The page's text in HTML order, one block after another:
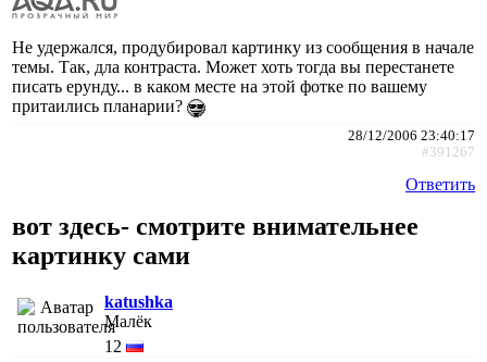
Не удержался, продубировал картинку из сообщения в начале
темы. Так, дла контраста. Может хоть тогда вы перестанете
писать ерунду... в каком месте на этой фотке по вашему
притаились планарии?
28/12/2006 23:40:17
#391267
Ответить
вот здесь- смотрите внимательнее
картинку сами
katushka
Малёк
12